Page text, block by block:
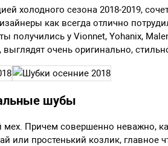
холодного сезона 2018-2019,
как всегда отлично
получились у Vionnet, Yohanix,
выглядят очень оригинально,
шубы
мех. Причем совершенно неважно,
или простенький козлик,